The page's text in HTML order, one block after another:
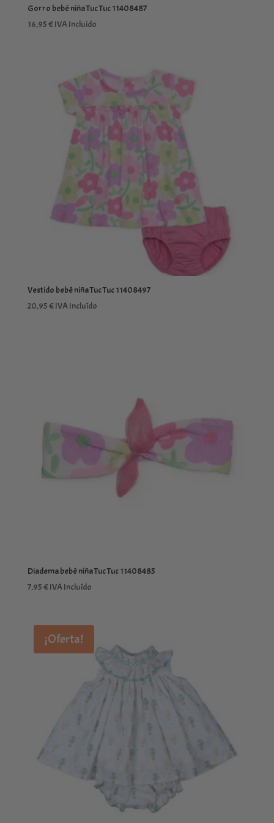
Gorro bebé niña Tuc Tuc 11408487
16,95€IVA Incluído
Vestido bebé niña Tuc Tuc 11408497
20,95€IVA Incluído
Diadema bebé niña Tuc Tuc 11408485
7,95€IVA Incluído
¡Oferta!